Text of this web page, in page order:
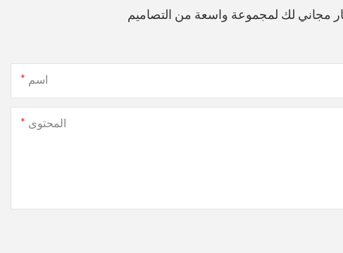
مجاني لك لمجموعة واسعة من التصاميم
اسم
المحتوى